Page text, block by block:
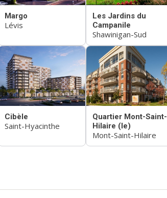
Margo
Lévis
Les Jardins du
Campanile
Shawinigan-Sud
Cibèle
Saint-Hyacinthe
Quartier Mont-Saint-
Hilaire (le)
Mont-Saint-Hilaire